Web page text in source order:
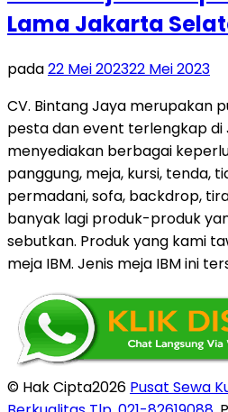
Lama Jakarta
pada22 Mei 202322 Mei 2023
CV. Bintang Jaya merupakan
pesta dan event terlengkap di
menyediakan berbagai
panggung, meja, kursi, tenda,
permadani, sofa, backdrop,
banyak lagi produk-produk
sebutkan. Produk yang kami
meja IBM. Jenis meja IBM ini
© Hak Cipta2026 Pusat Sewa